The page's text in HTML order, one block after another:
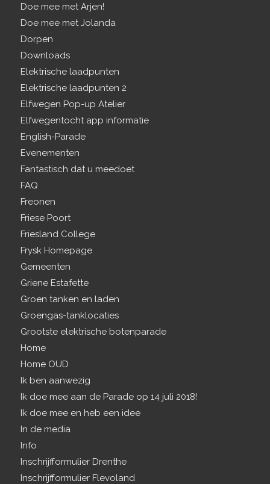
Doe mee met Arjen!
Doe mee met Jolanda
Dorpen
Downloads
Elektrische laadpunten
Elektrische laadpunten 2
Elfwegen Pop-up Atelier
Elfwegentocht app informatie
English-Parade
Evenementen
Fantastisch dat u meedoet
FAQ
Freonen
Friese Poort
Friesland College
Frysk Homepage
Gemeenten
Griene Estafette
Groen tanken en laden
Groengas-tanklocaties
Grootste elektrische botenparade
Home
Home OUD
Ik ben aanwezig
Ik doe mee aan de Parade op 14 juli 2018!
Ik doe mee en heb een idee
In de media
Info
Inschrijfformulier Drenthe
Inschrijfformulier Flevoland